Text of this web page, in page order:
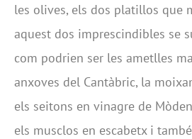
les olives, els dos platillos que
aquest dos imprescindibles se
com podrien ser les ametlles
anxoves del Cantàbric, la
els seitons en vinagre de
els musclos en escabetx i